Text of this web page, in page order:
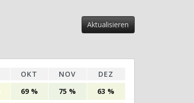
OKT NOV DEZ
69 % 75 % 63 %